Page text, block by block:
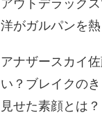
アウトデラック
洋がガルパンを
アナザースカイ
い？ブレイクの
見せた素顔とは？